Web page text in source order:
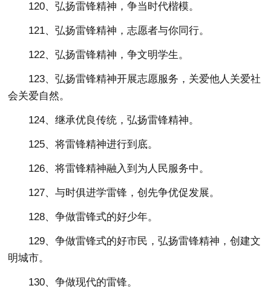
120、弘扬雷锋精神，争当时代楷模。
121、弘扬雷锋精神，志愿者与你同行。
122、弘扬雷锋精神，争文明学生。
123、弘扬雷锋精神开展志愿服务，关爱他人关爱社
会关爱自然。
124、继承优良传统，弘扬雷锋精神。
125、将雷锋精神进行到底。
126、将雷锋精神融入到为人民服务中。
127、与时俱进学雷锋，创先争优促发展。
128、争做雷锋式的好少年。
129、争做雷锋式的好市民，弘扬雷锋精神，创建文
明城市。
130、争做现代的雷锋。